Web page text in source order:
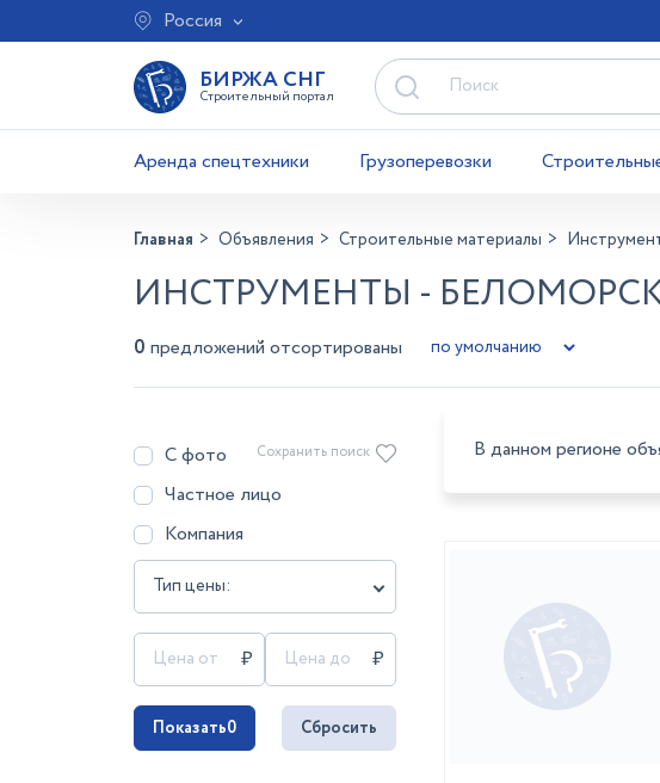
Россия
БИРЖА СНГ
Строительный портал
Аренда спецтехники Грузоперевозки
Главная Объявления Строительные материалы
ИНСТРУМЕНТЫ -
0 предложений отсортированы
С фото
Частное лицо
Компания
Тип цены:
Сохранить поиск
Показать0 Сбросить
В данном регионе